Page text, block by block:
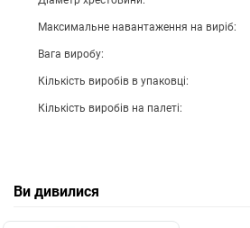
Максимальне навантаження на виріб:
Вага виробу:
Кількість виробів в упаковці:
Кількість виробів на палеті:
Ви дивилися